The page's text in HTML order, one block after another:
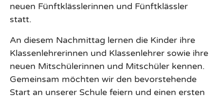
neuen Fünftklässlerinnen und Fünftklässler
statt.
An diesem Nachmittag lernen die Kinder ihre
Klassenlehrerinnen und Klassenlehrer sowie ihre
neuen Mitschülerinnen und Mitschüler kennen.
Gemeinsam möchten wir den bevorstehende
Start an unserer Schule feiern und einen ersten